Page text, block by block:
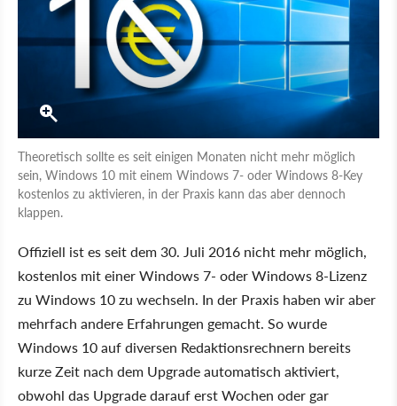
Theoretisch sollte es seit einigen Monaten nicht mehr möglich
sein, Windows 10 mit einem Windows 7- oder Windows 8-Key
kostenlos zu aktivieren, in der Praxis kann das aber dennoch
klappen.
Offiziell ist es seit dem 30. Juli 2016 nicht mehr möglich,
kostenlos mit einer Windows 7- oder Windows 8-Lizenz
zu Windows 10 zu wechseln. In der Praxis haben wir aber
mehrfach andere Erfahrungen gemacht. So wurde
Windows 10 auf diversen Redaktionsrechnern bereits
kurze Zeit nach dem Upgrade automatisch aktiviert,
obwohl das Upgrade darauf erst Wochen oder gar